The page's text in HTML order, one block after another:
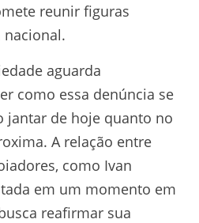
reunir figuras
aguarda
como essa denúncia se
jantar de hoje quanto no
A relação entre
como Ivan
em um momento em
reafirmar sua